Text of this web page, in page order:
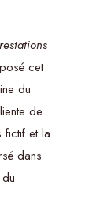
cet
du
de
fictif et la
dans